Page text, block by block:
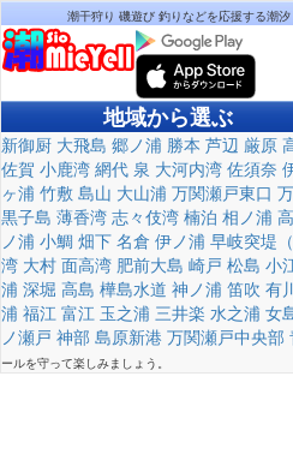
潮干狩り 磯遊び 釣りなどを応援する潮汐
地域から選ぶ
新御厨 大飛島 郷ノ浦 勝本 芦辺 厳原
佐賀 小鹿湾 網代 泉 大河内湾 佐須奈
ヶ浦 竹敷 島山 大山浦 万関瀬戸東口
黒子島 薄香湾 志々伎湾 楠泊 相ノ浦
ノ浦 小鯛 畑下 名倉 伊ノ浦 早岐突堤（
湾 大村 面高湾 肥前大島 崎戸 松島 小
浦 深堀 高島 樺島水道 神ノ浦 笛吹 有
浦 福江 富江 玉之浦 三井楽 水之浦 女
ノ瀬戸 神部 島原新港 万関瀬戸中央部
ールを守って楽しみましょう。